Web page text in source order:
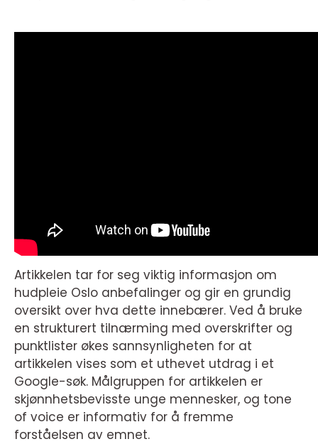
Artikkelen tar for seg viktig informasjon om
hudpleie Oslo anbefalinger og gir en grundig
oversikt over hva dette innebærer. Ved å bruke
en strukturert tilnærming med overskrifter og
punktlister økes sannsynligheten for at
artikkelen vises som et uthevet utdrag i et
Google-søk. Målgruppen for artikkelen er
skjønnhetsbevisste unge mennesker, og tone
of voice er informativ for å fremme
forståelsen av emnet.